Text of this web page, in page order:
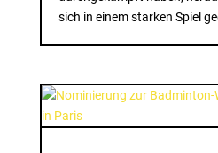
sich in einem starken Spiel